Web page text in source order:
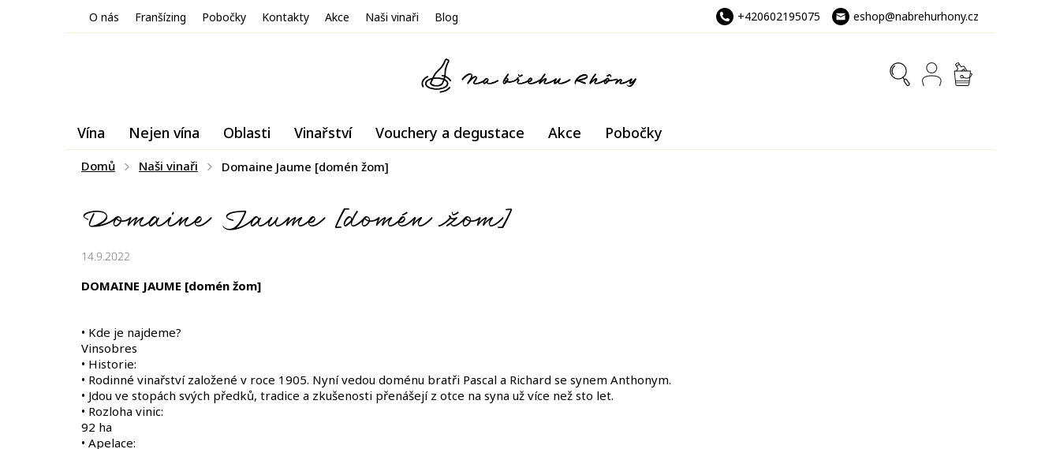
+420602195075 eshop@nabrehurhony.cz
O nás Franšízing Pobočky Kontakty Akce Naši vinaři Blog
NÁKUPNÍ
KOŠÍK
Vína Nejen vína Oblasti Vinařství Vouchery a degustace Akce Pobočky
Domů Naši vinaři Domaine Jaume [domén žom]
Domaine Jaume [domén žom]
14.9.2022
DOMAINE JAUME [domén žom]
• Kde je najdeme?
Vinsobres
• Historie:
• Rodinné vinařství založené v roce 1905. Nyní vedou doménu bratři Pascal a Richard se synem Anthonym.
• Jdou ve stopách svých předků, tradice a zkušenosti přenášejí z otce na syna už více než sto let.
• Rozloha vinic:
92 ha
• Apelace: